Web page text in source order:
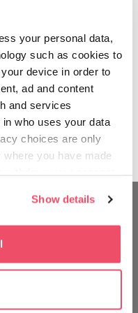
your personal data,
such as cookies to
device in order to
ad and content
and services
who uses your data
choices are only
you have made
several meters
scanning it for
Show details
Notranjost
zaradi stalnih
panorame turisti to
To naj bo
Madžarske,
Povzpnite se
daleč boste
kjer lahko celo
MADŽAR